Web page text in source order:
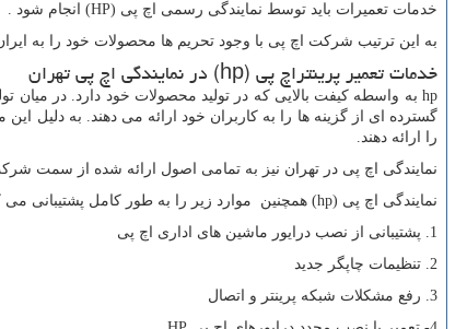
خدمات تعمیرات باید توسط نمایندگی رسمی اچ پی (HP) انجام شود .
به این ترتیب شرکت اچ پی با وجود تحریم ها محصولات خود را به
خدمات تعمیر پرینتراچ پیhp)) در نمایندگی اچ پی تهران
hp به واسطه کیفت بالایی که در تولید محصولات خود دارد. در
گسترده ای از گزینه ها را به کاربران خود ارائه می دهند. به دلیل
را ارائه دهند.
نمایندگی اچ پی در تهران نیز به تمامی اصول ارائه شده از سمت
نمایندگی اچ پی hp)) همچنین موارد زیر را به طور کامل پشتیبانی می
1. پشتیبانی از نصب درایور ماشین های اداری اچ پی
2. تنظیمات چاپگر جدید
3. رفع مشکلات شبکه پرینتر و اتصال